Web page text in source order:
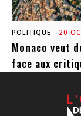
POLITIQUE 20
Monaco veut
face aux